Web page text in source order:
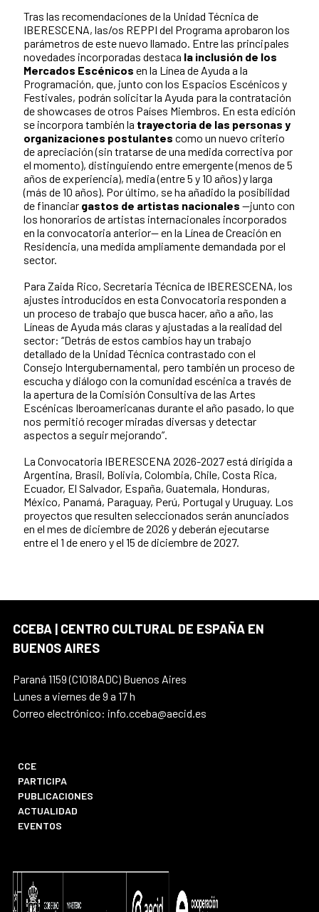
Tras las recomendaciones de la Unidad Técnica de
IBERESCENA, las/os REPPI del Programa aprobaron los
parámetros de este nuevo llamado. Entre las principales
novedades incorporadas destaca la inclusión de los
Mercados Escénicos en la Línea de Ayuda a la
Programación, que, junto con los Espacios Escénicos y
Festivales, podrán solicitar la Ayuda para la contratación
de showcases de otros Países Miembros. En esta edición
se incorpora también la trayectoria de las personas y
organizaciones postulantes como un nuevo criterio
de apreciación (sin tratarse de una medida correctiva por
el momento), distinguiendo entre emergente (menos de 5
años de experiencia), media (entre 5 y 10 años) y larga
(más de 10 años). Por último, se ha añadido la posibilidad
de financiar gastos de artistas nacionales —junto con
los honorarios de artistas internacionales incorporados
en la convocatoria anterior— en la Línea de Creación en
Residencia, una medida ampliamente demandada por el
sector.
Para Zaida Rico, Secretaria Técnica de IBERESCENA, los
ajustes introducidos en esta Convocatoria responden a
un proceso de trabajo que busca hacer, año a año, las
Líneas de Ayuda más claras y ajustadas a la realidad del
sector: “Detrás de estos cambios hay un trabajo
detallado de la Unidad Técnica contrastado con el
Consejo Intergubernamental, pero también un proceso de
escucha y diálogo con la comunidad escénica a través de
la apertura de la Comisión Consultiva de las Artes
Escénicas Iberoamericanas durante el año pasado, lo que
nos permitió recoger miradas diversas y detectar
aspectos a seguir mejorando”.
La Convocatoria IBERESCENA 2026-2027 está dirigida a
Argentina, Brasil, Bolivia, Colombia, Chile, Costa Rica,
Ecuador, El Salvador, España, Guatemala, Honduras,
México, Panamá, Paraguay, Perú, Portugal y Uruguay. Los
proyectos que resulten seleccionados serán anunciados
en el mes de diciembre de 2026 y deberán ejecutarse
entre el 1 de enero y el 15 de diciembre de 2027.
CCEBA | CENTRO CULTURAL DE ESPAÑA EN
BUENOS AIRES
Paraná 1159 (C1018ADC) Buenos Aires
Lunes a viernes de 9 a 17 h
Correo electrónico: info.cceba@aecid.es
CCE
PARTICIPA
PUBLICACIONES
ACTUALIDAD
EVENTOS